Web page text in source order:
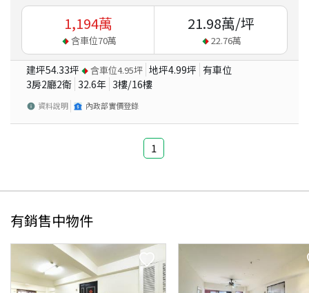
1,194萬
含車位70萬
21.98萬/坪
22.76萬
建坪54.33坪 含車位4.95坪 地坪4.99坪 有車位
3房2廳2衛 32.6年 3樓/16樓
資料說明 內政部實價登錄
1
有銷售中物件